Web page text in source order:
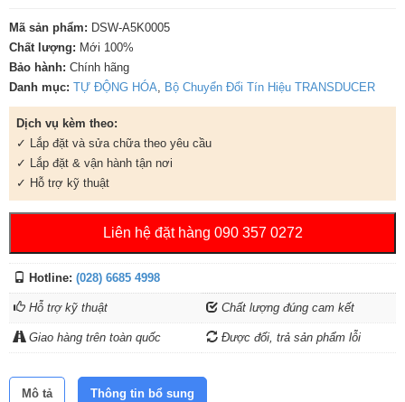
Mã sản phẩm: DSW-A5K0005
Chất lượng: Mới 100%
Bảo hành: Chính hãng
Danh mục: TỰ ĐỘNG HÓA, Bộ Chuyển Đổi Tín Hiệu TRANSDUCER
Dịch vụ kèm theo:
✓ Lắp đặt và sửa chữa theo yêu cầu
✓ Lắp đặt & vận hành tận nơi
✓ Hỗ trợ kỹ thuật
Liên hệ đặt hàng 090 357 0272
Hotline: (028) 6685 4998
Hỗ trợ kỹ thuật Chất lượng đúng cam kết
Giao hàng trên toàn quốc Được đổi, trả sản phẩm lỗi
Mô tả Thông tin bổ sung